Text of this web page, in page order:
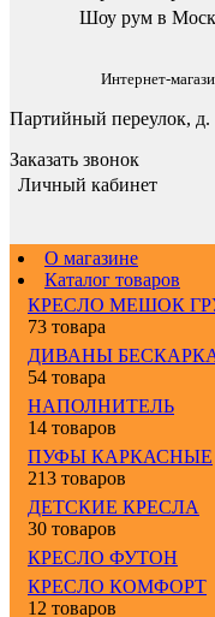
Шоу рум в
Интернет-
Партийный переулок, д.
Заказать звонок
Личный кабинет
О магазине
Каталог товаров
КРЕСЛО МЕШОК
73 товара
ДИВАНЫ
54 товара
НАПОЛНИТЕЛЬ
14 товаров
ПУФЫ КАРКАСНЫЕ
213 товаров
ДЕТСКИЕ КРЕСЛА
30 товаров
КРЕСЛО ФУТОН
КРЕСЛО КОМФОРТ
12 товаров